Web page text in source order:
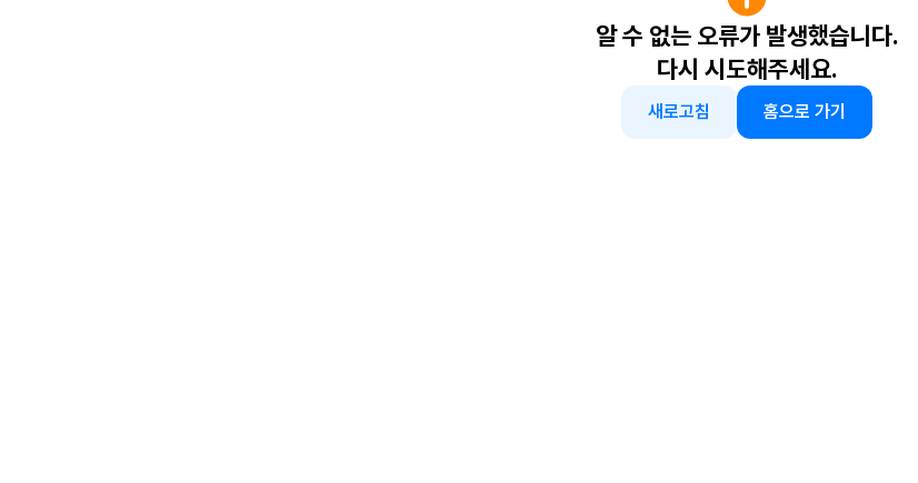
알 수 없는 오류가 발생했습니다.
다시 시도해주세요.
새로고침 홈으로 가기